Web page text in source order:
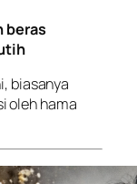
beras
biasanya
oleh hama